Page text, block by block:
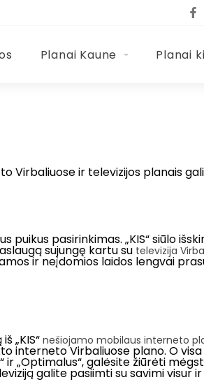
Planai Kaune Planai
Virbaliuose ir televizijos planais
puikus pasirinkimas. „KIS“ siūlo
sujungę kartu su televizija
ir neįdomios laidos lengvai
„KIS“ nešiojamo mobilaus interneto
interneto Virbaliuose plano. O
ir „Optimalus“, galėsite žiūrėti
galite pasiimti su savimi visur ir